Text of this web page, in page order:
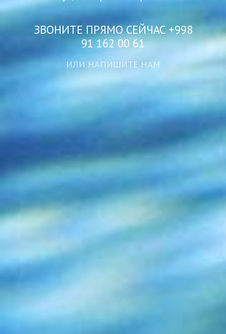
ЗВОНИТЕ ПРЯМО СЕЙЧАС +998
91 162 00 61
ИЛИ НАПИШИТЕ НАМ